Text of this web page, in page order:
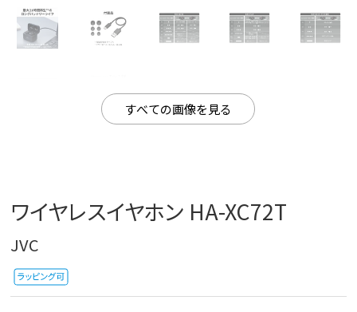
すべての画像を見る
ワイヤレスイヤホン HA-XC72T
JVC